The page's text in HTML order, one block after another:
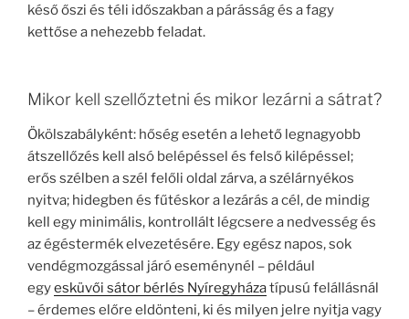
késő őszi és téli időszakban a párásság és a fagy
kettőse a nehezebb feladat.
Mikor kell szellőztetni és mikor lezárni a sátrat?
Ökölszabályként: hőség esetén a lehető legnagyobb
átszellőzés kell alsó belépéssel és felső kilépéssel;
erős szélben a szél felőli oldal zárva, a szélárnyékos
nyitva; hidegben és fűtéskor a lezárás a cél, de mindig
kell egy minimális, kontrollált légcsere a nedvesség és
az égéstermék elvezetésére. Egy egész napos, sok
vendégmozgással járó eseménynél – például
egyesküvői sátor bérlés Nyíregyházatípusú felállásnál
– érdemes előre eldönteni, ki és milyen jelre nyitja vagy